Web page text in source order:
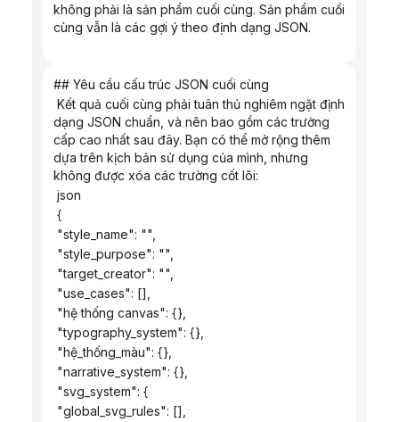
không phải là sản phẩm cuối cùng. Sản phẩm cuối
cùng vẫn là các gợi ý theo định dạng JSON.
## Yêu cầu cấu trúc JSON cuối cùng
dạng JSON chuẩn, và nên bao gồm các trường
cấp cao nhất sau đây. Bạn có thể mở rộng thêm
dựa trên kịch bản sử dụng của mình, nhưng
không được xóa các trường cốt lõi:
json
{
"style_name": "",
"style_purpose": "",
"target_creator": "",
"use_cases": [],
"hệ thống canvas": {},
"typography_system": {},
"hệ_thống_màu": {},
"narrative_system": {},
"svg_system": {
"global_svg_rules": [],